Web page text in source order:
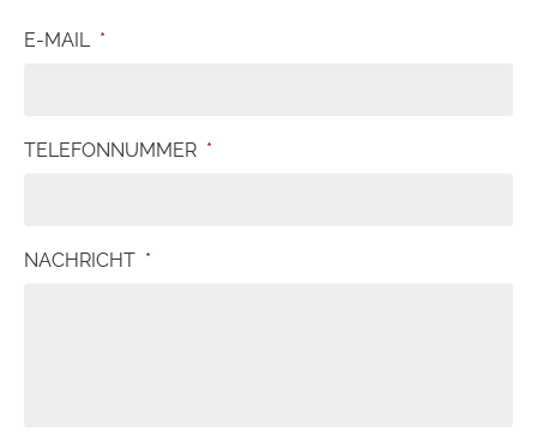
E-MAIL *
TELEFONNUMMER *
NACHRICHT *